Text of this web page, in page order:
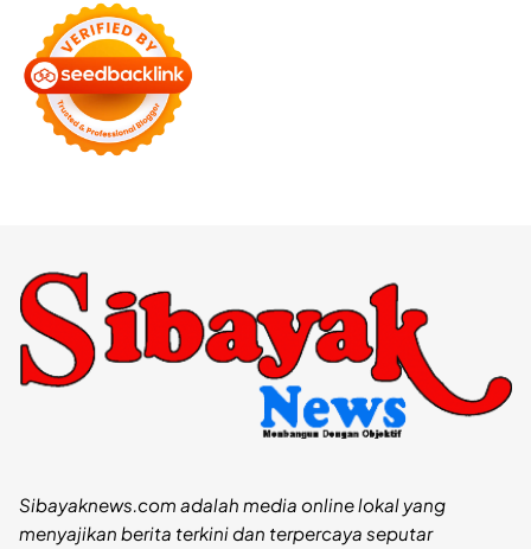
Sibayaknews.com adalah media online lokal yang
menyajikan berita terkini dan terpercaya seputar